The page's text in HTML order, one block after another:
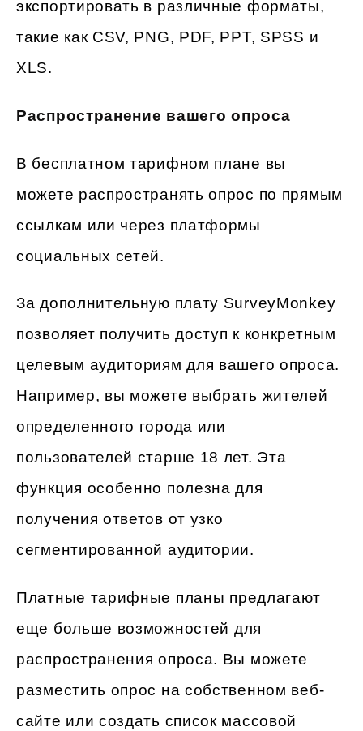
экспортировать в различные форматы,
такие как CSV, PNG, PDF, PPT, SPSS и
XLS.
Распространение вашего опроса
В бесплатном тарифном плане вы
можете распространять опрос по прямым
ссылкам или через платформы
социальных сетей.
За дополнительную плату SurveyMonkey
позволяет получить доступ к конкретным
целевым аудиториям для вашего опроса.
Например, вы можете выбрать жителей
определенного города или
пользователей старше 18 лет. Эта
функция особенно полезна для
получения ответов от узко
сегментированной аудитории.
Платные тарифные планы предлагают
еще больше возможностей для
распространения опроса. Вы можете
разместить опрос на собственном веб-
сайте или создать список массовой